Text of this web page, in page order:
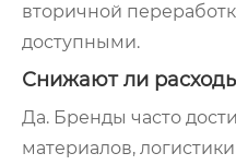
вторичной
доступными.
Снижают ли
Да. Бренды часто
материалов,